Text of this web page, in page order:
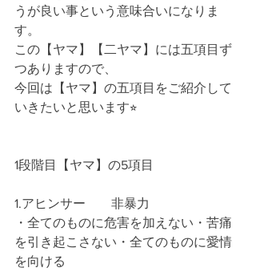
うが良い事という意味合いになりま
す。
この【ヤマ】【二ヤマ】には五項目ず
つありますので、
今回は【ヤマ】の五項目をご紹介して
いきたいと思います⭐︎
1段階目【ヤマ】の5項目
1.アヒンサー　　非暴力
・全てのものに危害を加えない・苦痛
を引き起こさない・全てのものに愛情
を向ける